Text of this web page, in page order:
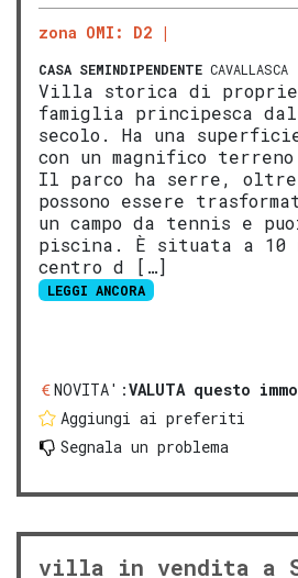
zona OMI: D2
CASA SEMINDIPENDENTE CAVALLASCA
Villa storica di
famiglia principesca dal
secolo. Ha una
con un magnifico
Il parco ha serre,
possono essere
un campo da tennis e
piscina. È situata a 10
centro d […]
LEGGI ANCORA
NOVITA':VALUTA questo
Aggiungi ai preferiti
Segnala un problema
villa in vendita a